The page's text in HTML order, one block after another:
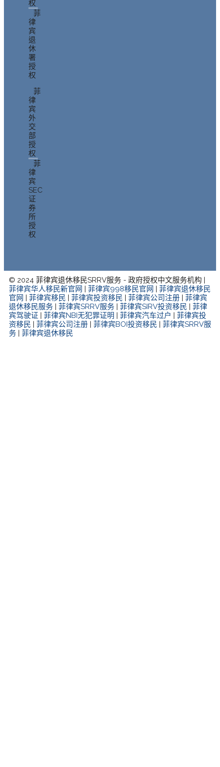
权
菲
律
宾
退
休
署
授
权
菲
律
宾
外
交
部
授
权
菲
律
宾
SEC
证
券
所
授
权
© 2024 菲律宾退休移民SRRV服务 - 政府授权中文服务机构 |
菲律宾华人移民新官网
菲律宾998移民官网
菲律宾退休移民
官网
菲律宾移民 菲律宾投资移民 菲律宾公司注册
菲律宾
退休移民服务
菲律宾SRRV服务 菲律宾SIRV投资移民
菲律
宾驾驶证
菲律宾NBI无犯罪证明 菲律宾汽车过户
菲律宾投
资移民
菲律宾公司注册 菲律宾BOI投资移民
菲律宾SRRV服
务
菲律宾退休移民